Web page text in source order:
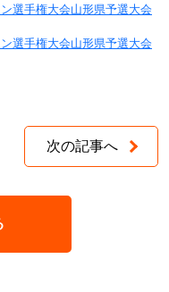
選手権大会山形県予選大会
選手権大会山形県予選大会
次の記事へ